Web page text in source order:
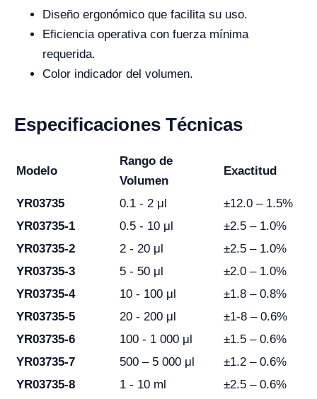
Diseño ergonómico que facilita su uso.
Eficiencia operativa con fuerza mínima
requerida.
Color indicador del volumen.
Especificaciones Técnicas
Modelo
Rango de
Volumen
Exactitud
YR03735 0.1 - 2 μl
±12.0 – 1.5%
YR03735-1
0.5 - 10 μl
±2.5 – 1.0%
YR03735-2
2 - 20 μl
±2.5 – 1.0%
YR03735-3
5 - 50 μl
±2.0 – 1.0%
YR03735-4
10 - 100 μl
±1.8 – 0.8%
YR03735-5
20 - 200 μl
±1-8 – 0.6%
YR03735-6
100 - 1 000 μl
±1.5 – 0.6%
YR03735-7
500 – 5 000 μl
±1.2 – 0.6%
YR03735-8
1 - 10 ml ±2.5 – 0.6%